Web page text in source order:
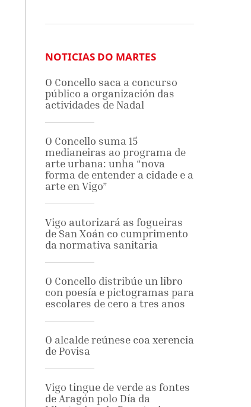
NOTICIAS DO MARTES
O Concello saca a concurso
público a organización das
actividades de Nadal
O Concello suma 15
medianeiras ao programa de
arte urbana: unha “nova
forma de entender a cidade e a
arte en Vigo”
Vigo autorizará as fogueiras
de San Xoán co cumprimento
da normativa sanitaria
O Concello distribúe un libro
con poesía e pictogramas para
escolares de cero a tres anos
O alcalde reúnese coa xerencia
de Povisa
Vigo tingue de verde as fontes
de Aragón polo Día da